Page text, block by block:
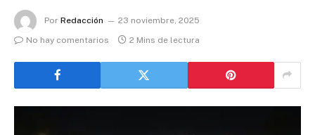
Por Redacción
23 noviembre, 2025
No hay comentarios
2 Mins de lectura